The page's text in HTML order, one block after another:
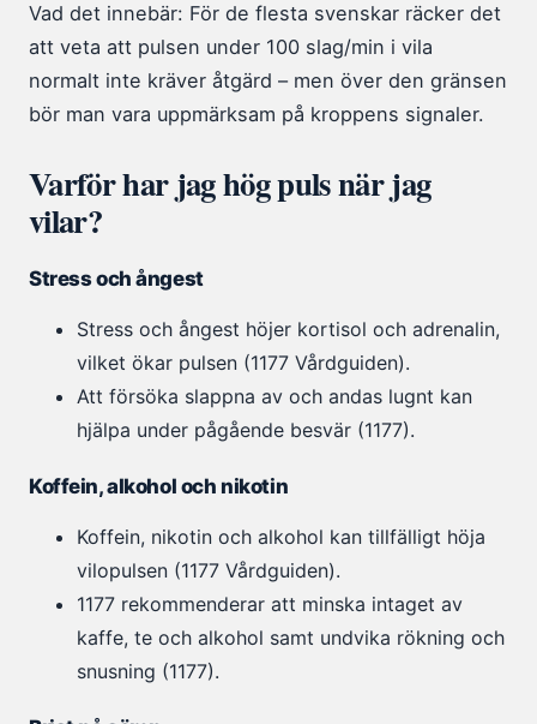
Vad det innebär: För de flesta svenskar räcker det
att veta att pulsen under 100 slag/min i vila
normalt inte kräver åtgärd – men över den gränsen
bör man vara uppmärksam på kroppens signaler.
Varför har jag hög puls när jag
vilar?
Stress och ångest
Stress och ångest höjer kortisol och adrenalin,
vilket ökar pulsen (1177 Vårdguiden).
Att försöka slappna av och andas lugnt kan
hjälpa under pågående besvär (1177).
Koffein, alkohol och nikotin
Koffein, nikotin och alkohol kan tillfälligt höja
vilopulsen (1177 Vårdguiden).
1177 rekommenderar att minska intaget av
kaffe, te och alkohol samt undvika rökning och
snusning (1177).